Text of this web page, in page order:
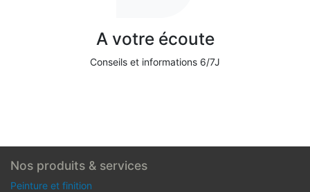
A votre écoute
Conseils et informations 6/7J
Nos produits & services
Peinture et finition